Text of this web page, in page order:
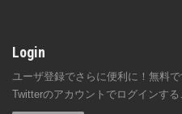
Login
ユーザ登録でさらに便利に！無料
Twitterのアカウントでログインする